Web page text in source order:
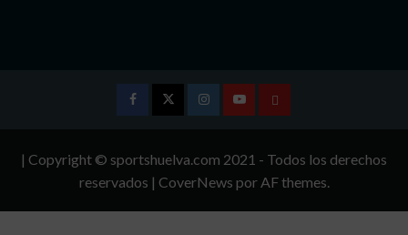
InstagramYoutubeTÉRMINOS
CONDICIONES
| Copyright © sportshuelva.com 2021 - Todos los derechos
reservados | CoverNews por AF themes.